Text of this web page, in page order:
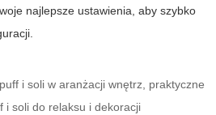
najlepsze ustawienia, aby szybko
i soli w aranżacji wnętrz, praktyczne
i soli do relaksu i dekoracji